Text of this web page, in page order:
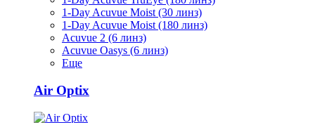
1-Day Acuvue Moist (30 линз)
1-Day Acuvue Moist (180 линз)
Acuvue 2 (6 линз)
Acuvue Oasys (6 линз)
Еще
Air Optix